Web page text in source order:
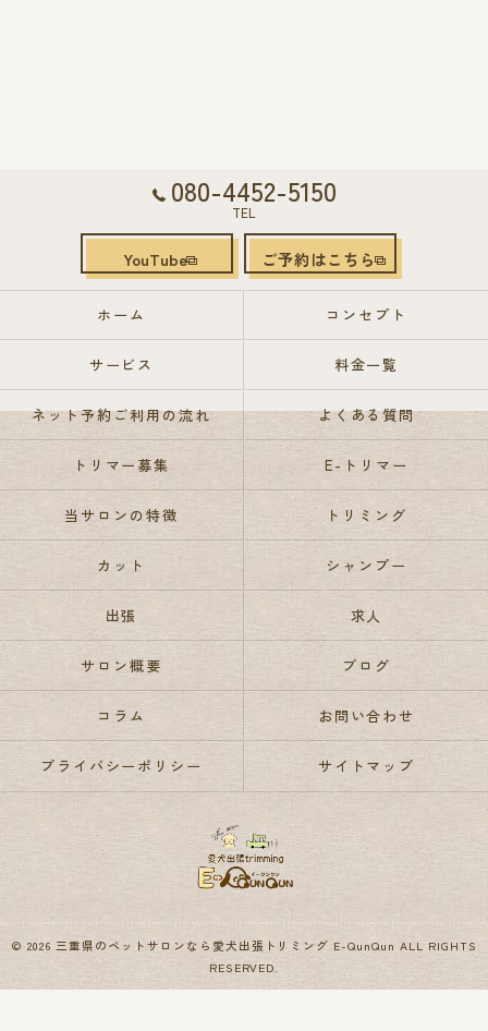
080-4452-5150
TEL
YouTube ご予約はこちら
ホーム コンセプト
サービス 料金一覧
ネット予約ご利用の流れ よくある質問
トリマー募集 E-トリマー
当サロンの特徴 トリミング
カット シャンプー
出張 求人
サロン概要 ブログ
コラム お問い合わせ
プライバシーポリシー サイトマップ
© 2026 三重県のペットサロンなら愛犬出張トリミング E-QunQun ALL RIGHTS
RESERVED.